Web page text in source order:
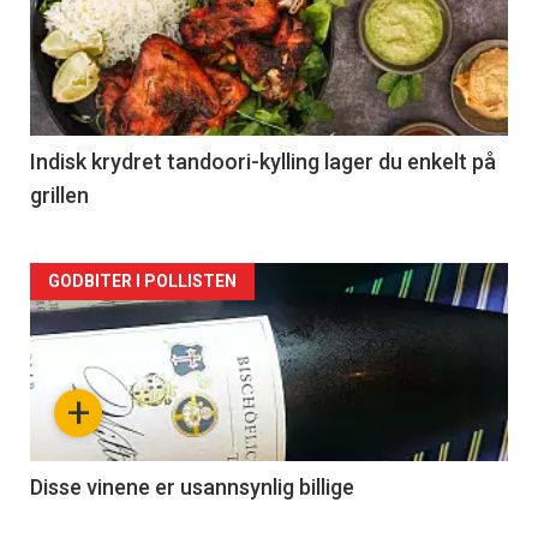
akkurat
nå
-
2
Indisk krydret tandoori-kylling lager du enkelt på
grillen
Forsiden
akkurat
nå
3
+
GODBITER I POLLISTEN
Disse vinene er usannsynlig billige